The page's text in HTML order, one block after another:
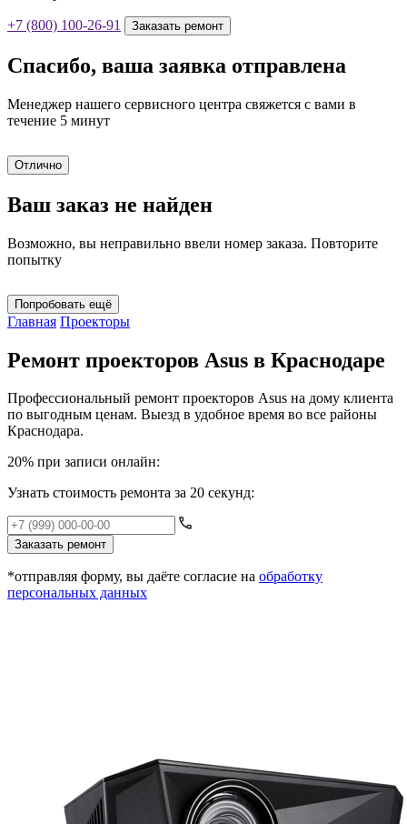
+7 (800) 100-26-91 Заказать ремонт
Спасибо, ваша заявка отправлена
Менеджер нашего сервисного центра свяжется с вами в
течение 5 минут
Отлично
Ваш заказ не найден
Возможно, вы неправильно ввели номер заказа. Повторите
попытку
Попробовать ещё
Главная Проекторы
Ремонт проекторов Asus в Краснодаре
Профессиональный ремонт проекторов Asus на дому клиента
по выгодным ценам. Выезд в удобное время во все районы
Краснодара.
20% при записи онлайн:
Узнать стоимость ремонта за 20 секунд:
Заказать ремонт
*отправляя форму, вы даёте согласие на обработку
персональных данных